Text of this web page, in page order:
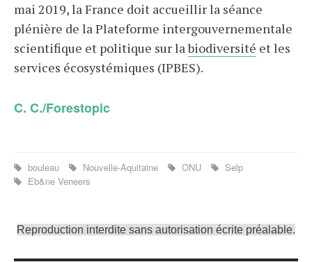
mai 2019, la France doit accueillir la séance
plénière de la Plateforme intergouvernementale
scientifique et politique sur labiodiversité et les
services écosystémiques (IPBES).
C. C./Forestopic
bouleau Nouvelle-Aquitaine ONU
Selp
Eb&ne Veneers
Reproduction interdite sans autorisation écrite préalable.